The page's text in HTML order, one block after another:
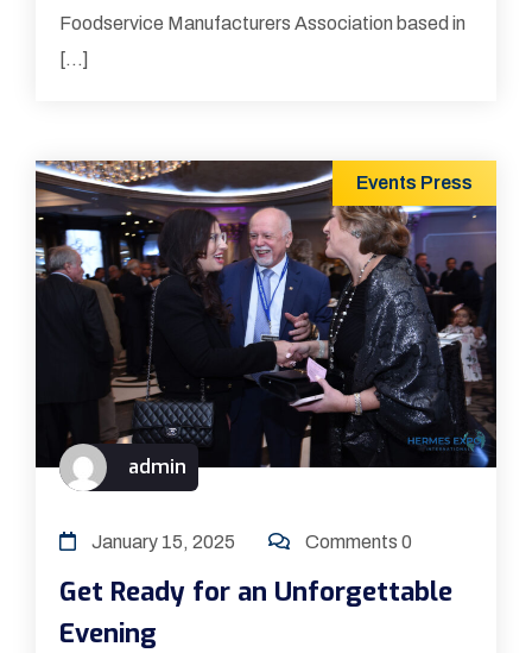
Foodservice Manufacturers Association based in
[…]
Events Press
admin
January 15, 2025 Comments 0
Get Ready for an Unforgettable
Evening